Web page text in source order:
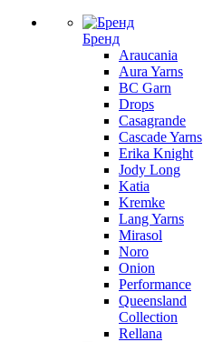
Бренд
Araucania
Aura Yarns
BC Garn
Drops
Casagrande
Cascade Yarns
Erika Knight
Jody Long
Katia
Kremke
Lang Yarns
Mirasol
Noro
Onion
Performance
Queensland
Collection
Rellana